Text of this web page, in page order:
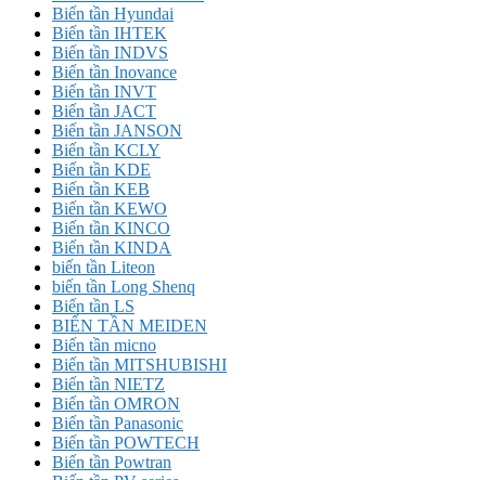
Biến tần Hyundai
Biến tần IHTEK
Biến tần INDVS
Biến tần Inovance
Biến tần INVT
Biến tần JACT
Biến tần JANSON
Biến tần KCLY
Biến tần KDE
Biến tần KEB
Biến tần KEWO
Biến tần KINCO
Biến tần KINDA
biến tần Liteon
biến tần Long Shenq
Biến tần LS
BIẾN TẦN MEIDEN
Biến tần micno
Biến tần MITSHUBISHI
Biến tần NIETZ
Biến tần OMRON
Biến tần Panasonic
Biến tần POWTECH
Biến tần Powtran